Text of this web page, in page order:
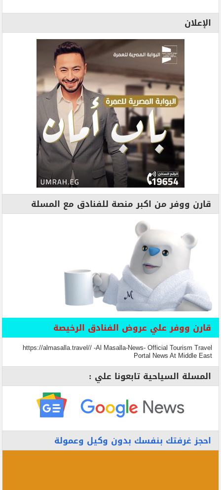
الإعلان
قارن ووفر من اكبر منصة للفنادق مع المسلة
قارن ووفر علي عروض الفنادق الرخيصة
https://almasalla.travel// -Al Masalla-News- Official Tourism Travel
Portal News At Middle East
المسلة السياحية تابعونا علي :
احجز غرفتك بنفسك بدون وكيل وعمولة